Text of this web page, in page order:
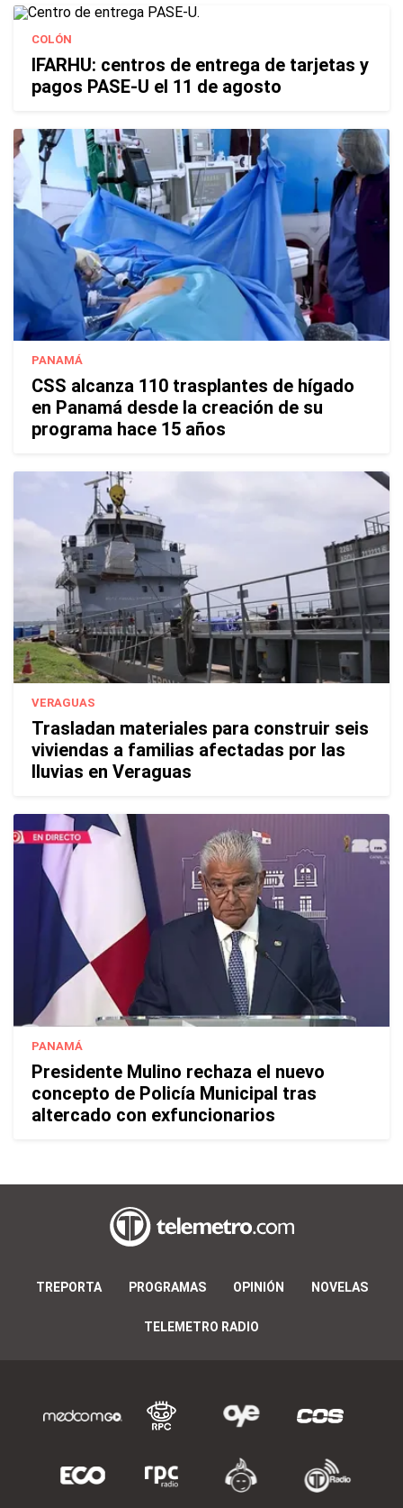
COLÓN
IFARHU: centros de entrega de tarjetas y
pagos PASE-U el 11 de agosto
PANAMÁ
CSS alcanza 110 trasplantes de hígado
en Panamá desde la creación de su
programa hace 15 años
VERAGUAS
Trasladan materiales para construir seis
viviendas a familias afectadas por las
lluvias en Veraguas
PANAMÁ
Presidente Mulino rechaza el nuevo
concepto de Policía Municipal tras
altercado con exfuncionarios
TREPORTA PROGRAMAS OPINIÓN NOVELAS
TELEMETRO RADIO